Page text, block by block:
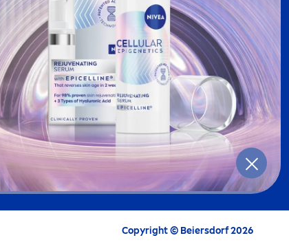
Copyright © Beiersdorf 2026